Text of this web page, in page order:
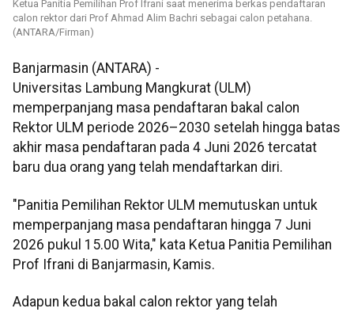
Ketua Panitia Pemilihan Prof Ifrani saat menerima berkas pendaftaran
calon rektor dari Prof Ahmad Alim Bachri sebagai calon petahana.
(ANTARA/Firman)
Banjarmasin (ANTARA) -
Universitas Lambung Mangkurat (ULM)
memperpanjang masa pendaftaran bakal calon
Rektor ULM periode 2026–2030 setelah hingga batas
akhir masa pendaftaran pada 4 Juni 2026 tercatat
baru dua orang yang telah mendaftarkan diri.
"Panitia Pemilihan Rektor ULM memutuskan untuk
memperpanjang masa pendaftaran hingga 7 Juni
2026 pukul 15.00 Wita," kata Ketua Panitia Pemilihan
Prof Ifrani di Banjarmasin, Kamis.
Adapun kedua bakal calon rektor yang telah